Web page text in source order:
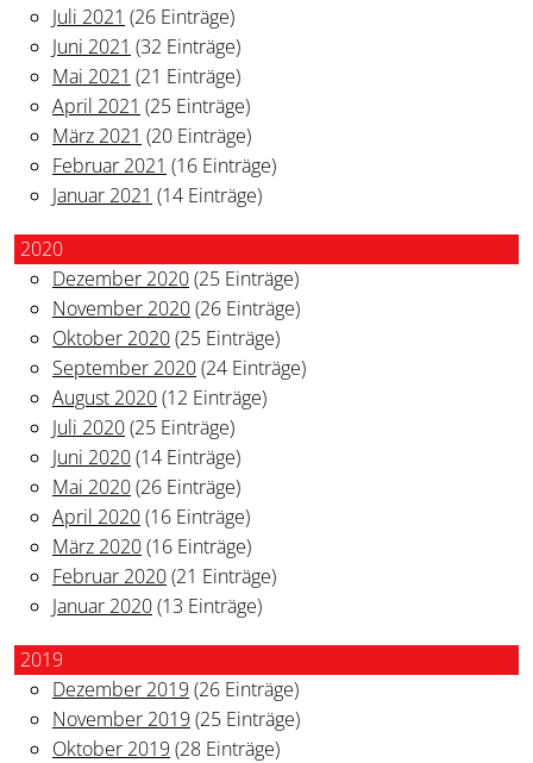
Juli 2021 (26 Einträge)
Juni 2021 (32 Einträge)
Mai 2021 (21 Einträge)
April 2021 (25 Einträge)
März 2021 (20 Einträge)
Februar 2021 (16 Einträge)
Januar 2021 (14 Einträge)
2020
Dezember 2020(25 Einträge)
November 2020(26 Einträge)
Oktober 2020(25 Einträge)
September 2020(24 Einträge)
August 2020(12 Einträge)
Juli 2020(25 Einträge)
Juni 2020(14 Einträge)
Mai 2020(26 Einträge)
April 2020(16 Einträge)
März 2020(16 Einträge)
Februar 2020(21 Einträge)
Januar 2020(13 Einträge)
2019
Dezember 2019 (26 Einträge)
November 2019 (25 Einträge)
Oktober 2019 (28 Einträge)